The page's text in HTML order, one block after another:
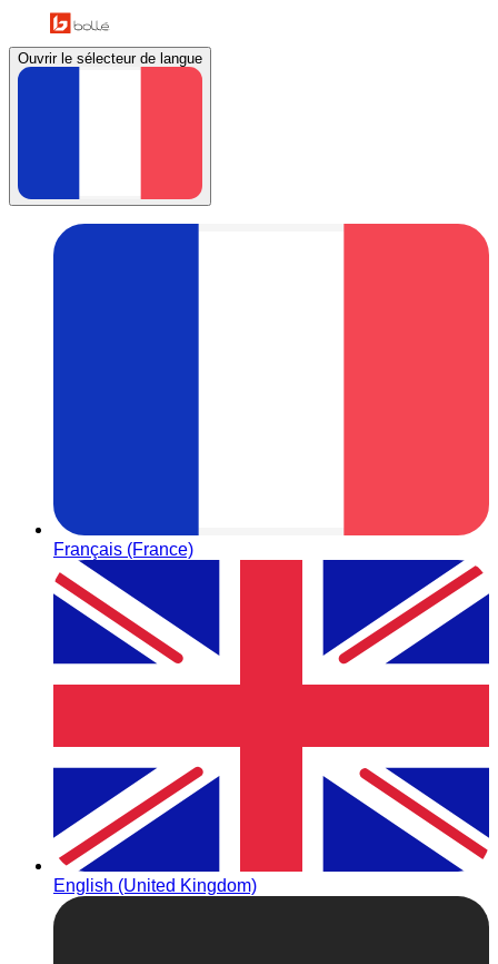
Ouvrir le sélecteur de langue
Français (France)
English (United Kingdom)